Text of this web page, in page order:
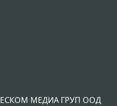
ЕСКОМ МЕДИА ГРУП ООД